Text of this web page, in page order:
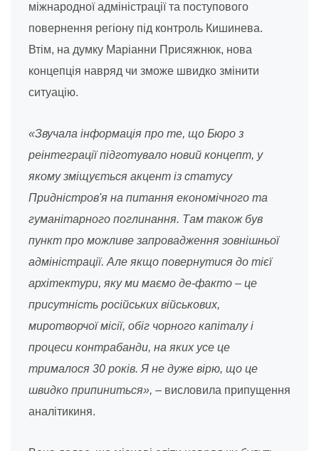
міжнародної адміністрації та поступового
повернення регіону під контроль Кишинева.
Втім, на думку Маріанни Присяжнюк, нова
концепція навряд чи зможе швидко змінити
ситуацію.
«Звучала інформація про те, що Бюро з
реінтеграції підготувало новий концепт, у
якому зміщується акцент із статусу
Придністров'я на питання економічного та
гуманітарного поглинання. Там також був
пункт про можливе запровадження зовнішньої
адміністрації. Але якщо повернутися до тієї
архітектури, яку ми маємо де-факто – це
присутність російських військових,
миротворчої місії, обіг чорного капіталу і
процеси контрабанди, на яких усе це
трималося 30 років. Я не дуже вірю, що це
швидко припиниться», – висловила припущення
аналітикиня.